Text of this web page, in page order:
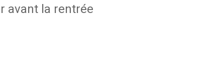
avant la rentrée